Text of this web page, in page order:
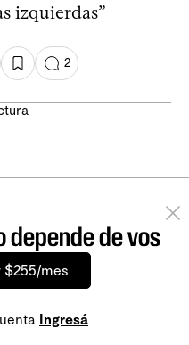
izquierdas”
2
depende de vos
$255/mes
Ingresá